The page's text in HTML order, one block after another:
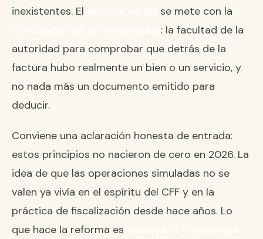
inexistentes. El
se mete con la
: la facultad de la
autoridad para comprobar que detrás de la
factura hubo realmente un bien o un servicio, y
no nada más un documento emitido para
deducir.
Conviene una aclaración honesta de entrada:
estos principios no nacieron de cero en 2026. La
idea de que las operaciones simuladas no se
valen ya vivía en el espíritu del CFF y en la
práctica de fiscalización desde hace años. Lo
que hace la reforma es